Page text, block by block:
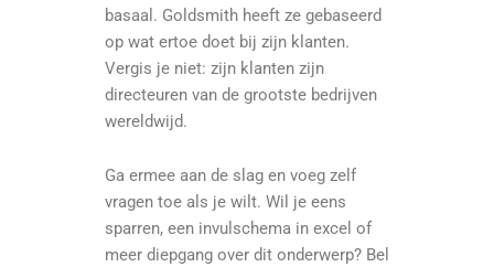
basaal. Goldsmith heeft ze gebaseerd
op wat ertoe doet bij zijn klanten.
Vergis je niet: zijn klanten zijn
directeuren van de grootste bedrijven
wereldwijd.
Ga ermee aan de slag en voeg zelf
vragen toe als je wilt. Wil je eens
sparren, een invulschema in excel of
meer diepgang over dit onderwerp? Bel